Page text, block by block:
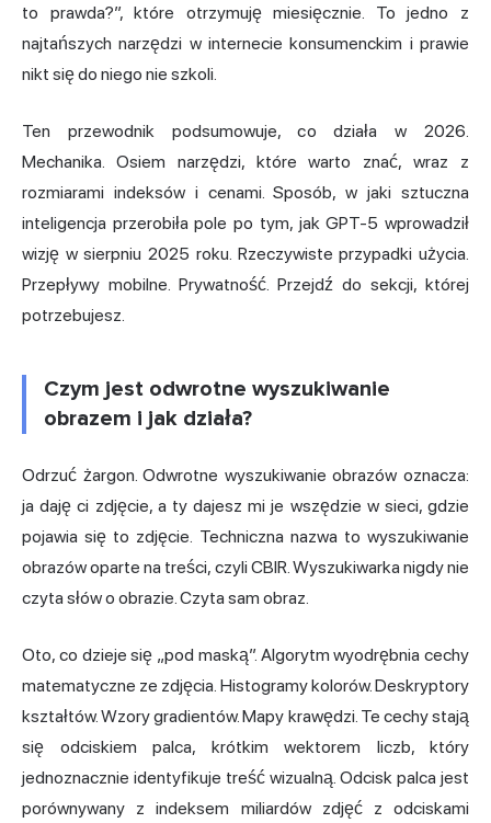
to prawda?”, które otrzymuję miesięcznie. To jedno z
najtańszych narzędzi w internecie konsumenckim i prawie
nikt się do niego nie szkoli.
Ten przewodnik podsumowuje, co działa w 2026.
Mechanika. Osiem narzędzi, które warto znać, wraz z
rozmiarami indeksów i cenami. Sposób, w jaki sztuczna
inteligencja przerobiła pole po tym, jak GPT-5 wprowadził
wizję w sierpniu 2025 roku. Rzeczywiste przypadki użycia.
Przepływy mobilne. Prywatność. Przejdź do sekcji, której
potrzebujesz.
Czym jest odwrotne wyszukiwanie
obrazem i jak działa?
Odrzuć żargon. Odwrotne wyszukiwanie obrazów oznacza:
ja daję ci zdjęcie, a ty dajesz mi je wszędzie w sieci, gdzie
pojawia się to zdjęcie. Techniczna nazwa to wyszukiwanie
obrazów oparte na treści, czyli CBIR. Wyszukiwarka nigdy nie
czyta słów o obrazie. Czyta sam obraz.
Oto, co dzieje się „pod maską”. Algorytm wyodrębnia cechy
matematyczne ze zdjęcia. Histogramy kolorów. Deskryptory
kształtów. Wzory gradientów. Mapy krawędzi. Te cechy stają
się odciskiem palca, krótkim wektorem liczb, który
jednoznacznie identyfikuje treść wizualną. Odcisk palca jest
porównywany z indeksem miliardów zdjęć z odciskami